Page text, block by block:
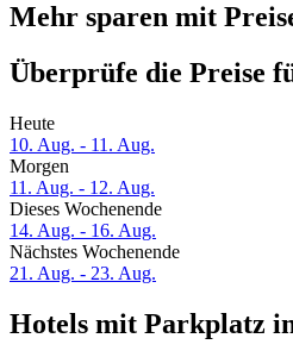
Mehr sparen mit
Überprüfe die Preise
Heute
10. Aug. - 11. Aug.
Morgen
11. Aug. - 12. Aug.
Dieses Wochenende
14. Aug. - 16. Aug.
Nächstes Wochenende
21. Aug. - 23. Aug.
Hotels mit Parkplatz